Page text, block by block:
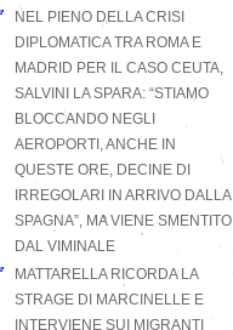
NEL PIENO DELLA CRISI
DIPLOMATICA TRA ROMA E
MADRID PER IL CASO CEUTA,
SALVINI LA SPARA: “STIAMO
BLOCCANDO NEGLI
AEROPORTI, ANCHE IN
QUESTE ORE, DECINE DI
IRREGOLARI IN ARRIVO DALLA
SPAGNA”, MA VIENE SMENTITO
DAL VIMINALE
MATTARELLA RICORDA LA
STRAGE DI MARCINELLE E
INTERVIENE SUI MIGRANTI